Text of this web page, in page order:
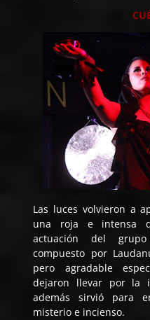
Las luces volvieron a
una roja e intensa
actuación del
compuesto por
pero agradable
dejaron llevar por la
además sirvió para
misterio e incienso.